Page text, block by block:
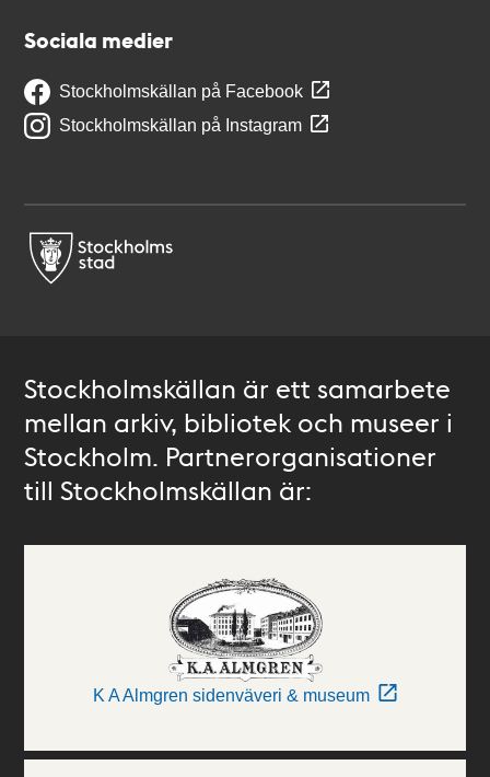
Sociala medier
Stockholmskällan på Facebook
Stockholmskällan på Instagram
Stockholmskällan är ett samarbete
mellan arkiv, bibliotek och museer i
Stockholm. Partnerorganisationer
till Stockholmskällan är:
K A Almgren sidenväveri & museum